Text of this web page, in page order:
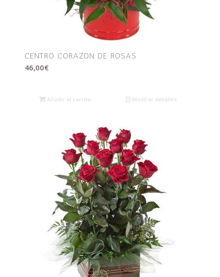
CENTRO CORAZON DE ROSAS
46,00€
Añadir al carrito Mostrar detalles